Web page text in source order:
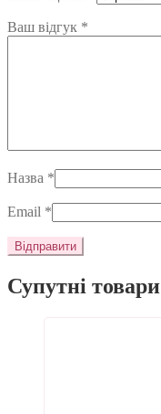
Ваш відгук *
Назва *
Email *
Супутні товари